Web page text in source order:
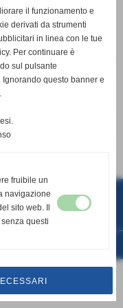
risultati: 1-3 / 3
e-mail
Probiviro
-odv
(Pisa)
il funzionamento e
derivati da strumenti
in linea con le tue
Per continuare è
sul pulsante
questo banner e
fruibile un
navigazione
sito web. Il
questi